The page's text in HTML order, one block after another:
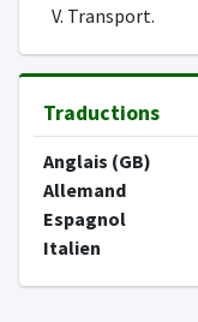
V. Transport.
Traductions
Anglais (GB)
Allemand
Espagnol
Italien